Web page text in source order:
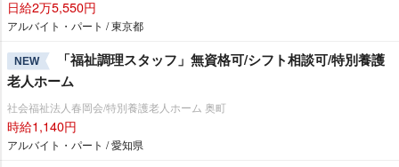
日給2万5,550円
アルバイト・パート / 東京都
NEW
「福祉調理スタッフ」無資格可/シフト相談可/特別養護
老人ホーム
社会福祉法人春岡会/特別養護老人ホーム 奥町
時給1,140円
アルバイト・パート / 愛知県